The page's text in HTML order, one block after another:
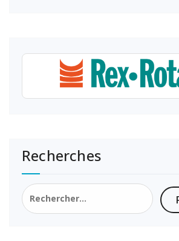
Recherches
Rechercher :